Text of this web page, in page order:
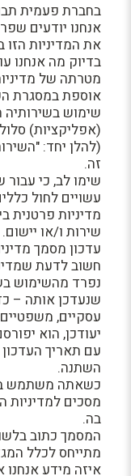
בחברת פעמית
אנחנו יודעים
את המדיניות
בדיוק מה אנחנו
מטרתה של
אוספת במסגרת
שימוש בשירותיה
(אפליקציות)
(להלן יחד:
זה.
שימו לב, כי עבור
עשויים לחול
מדיניות פרטנית
שירות ו/או יישום.
עדכון מסמך
חשוב לדעת
נפרד מהשימוש
שנעדכן אותה –
עסקיים,
יעודכן, הוא
עם תאריך
השתנה.
כשאתה משתמש
מסכים למדיניות
בה.
המסמך כתוב
מתייחס לכלל
איזה מידע אנחנו